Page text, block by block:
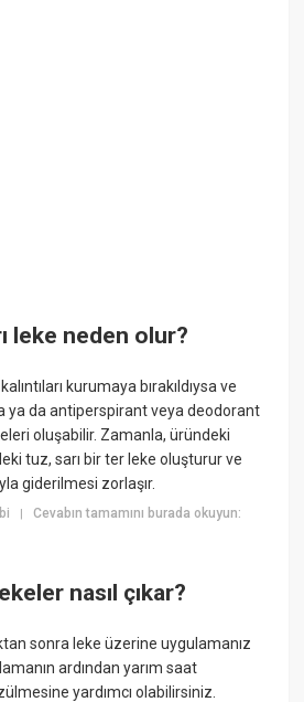
leke neden olur?
kurumaya bırakıldıysa ve
ya da antiperspirant veya deodorant
oluşabilir. Zamanla, üründeki
tuz, sarı bir ter leke oluşturur ve
giderilmesi zorlaşır.
|Cevabın tamamını burada okuyun:
nasıl çıkar?
sonra leke üzerine uygulamanız
ardından yarım saat
yardımcı olabilirsiniz.